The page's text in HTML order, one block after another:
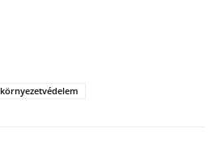
környezetvédelem